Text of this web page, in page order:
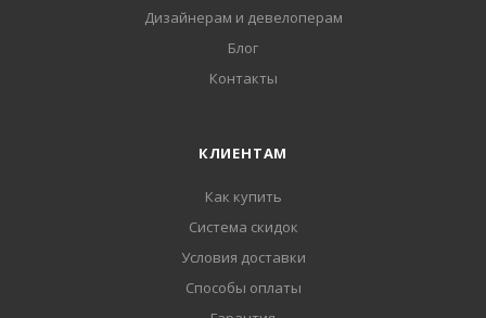
Дизайнерам и девелоперам
Блог
Контакты
КЛИЕНТАМ
Как купить
Система скидок
Условия доставки
Способы оплаты